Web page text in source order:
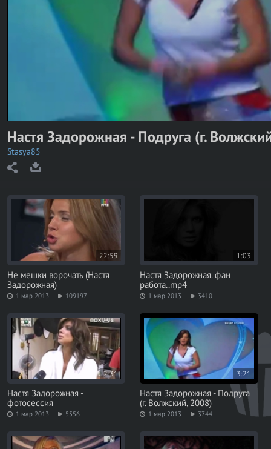
Настя Задорожная - Подруга (г.
Stasya85
22:59
Не мешки ворочать (Настя
Задорожная)
1 мар 2013 109197
1:03
Настя Задорожная. фан
работа..mp4
1 мар 2013 3410
2:31
Настя Задорожная -
фотосессия
1 мар 2013 5556
3:21
Настя Задорожная - Подруга
(г. Волжский, 2008)
1 мар 2013 3744